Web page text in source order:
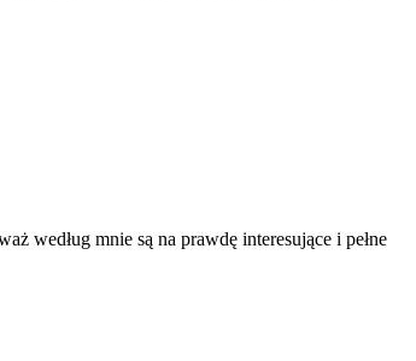
według mnie są na prawdę interesujące i pełne